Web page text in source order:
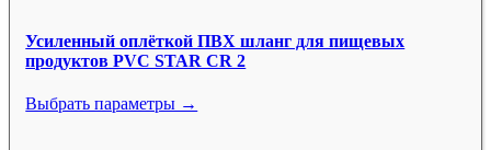
Усиленный оплёткой ПВХ шланг для пищевых
продуктов PVC STAR CR 2
Выбрать параметры →